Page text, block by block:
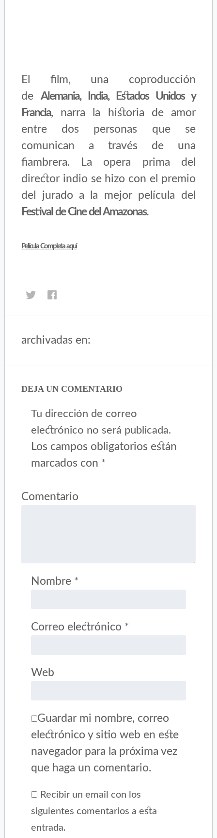
El film, una coproducción
deAlemania, India, Estados Unidos y
Francia, narra la historia de amor
entre dos personas que se
comunican a través de una
fiambrera. La opera prima del
director indio se hizo con el premio
del jurado a la mejor película del
Festival de Cine del Amazonas.
Película Completa aquí
Haz
clic
en
Twitter
una
nueva)
en
Facebook
una
nueva)
archivadas en:
DEJA UN COMENTARIO
Tu dirección de correo
electrónico no será publicada.
Los campos obligatorios están
marcados con *
Comentario
Nombre *
Correo electrónico *
Web
Guardar mi nombre, correo
electrónico y sitio web en este
navegador para la próxima vez
que haga un comentario.
Recibir un email con los
siguientes comentarios a esta
entrada.